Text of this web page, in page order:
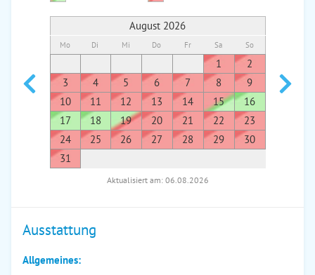
August 2026
Mo Di Mi Do Fr Sa So
1
2
3
4 5 6 7 8
9
10
11 12 13 14 15
16
17
18 19 20 21 22
23
24
25 26 27 28 29
30
31
7
Aktualisiert am: 06.08.2026
Ausstattung
Allgemeines: